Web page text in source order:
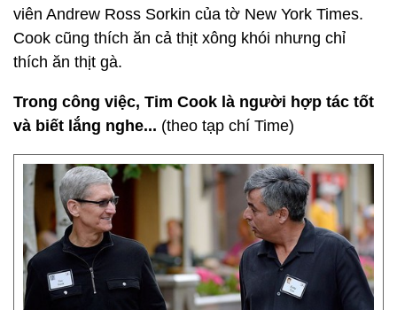
viên Andrew Ross Sorkin của tờ New York Times.
Cook cũng thích ăn cả thịt xông khói nhưng chỉ
thích ăn thịt gà.
Trong công việc, Tim Cook là người hợp tác tốt
và biết lắng nghe... (theo tạp chí Time)